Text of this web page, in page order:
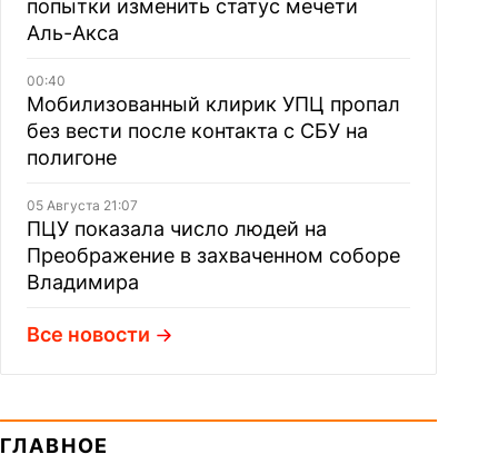
попытки изменить статус мечети
Аль-Акса
00:40
Мобилизованный клирик УПЦ пропал
без вести после контакта с СБУ на
полигоне
05 Августа 21:07
ПЦУ показала число людей на
Преображение в захваченном соборе
Владимира
Все новости
ГЛАВНОЕ